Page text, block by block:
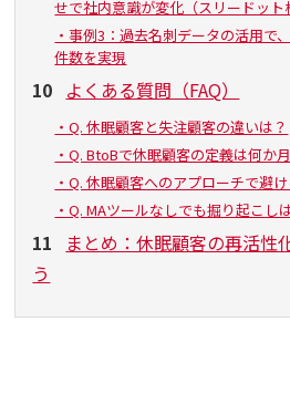
せで社内意識が変化（スリードット
・事例3：過去名刺データの活用で
件数を実現
10 よくある質問（FAQ）
・Q. 休眠顧客と失注顧客の違いは？
・Q. BtoBで休眠顧客の定義は何か
・Q. 休眠顧客へのアプローチで避
・Q. MAツールなしでも掘り起こし
11
まとめ：休眠顧客の再活性
う